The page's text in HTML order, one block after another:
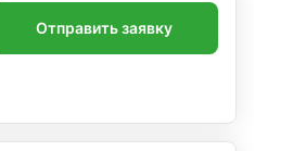
Отправить заявку